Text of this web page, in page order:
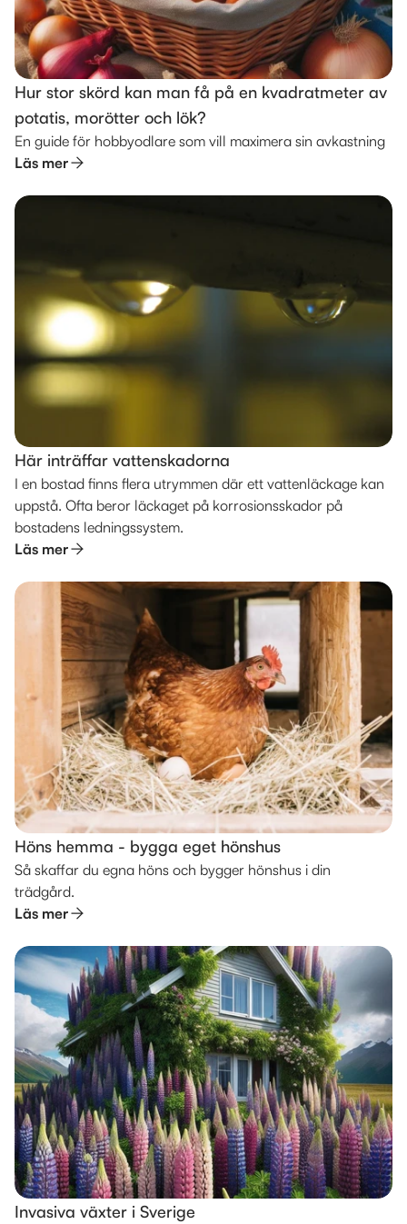
Hur stor skörd kan man få på en kvadratmeter av
potatis, morötter och lök?
En guide för hobbyodlare som vill maximera sin avkastning
Läs mer
Här inträffar vattenskadorna
I en bostad finns flera utrymmen där ett vattenläckage kan
uppstå. Ofta beror läckaget på korrosionsskador på
bostadens ledningssystem.
Läs mer
Höns hemma - bygga eget hönshus
Så skaffar du egna höns och bygger hönshus i din
trädgård.
Läs mer
Invasiva växter i Sverige